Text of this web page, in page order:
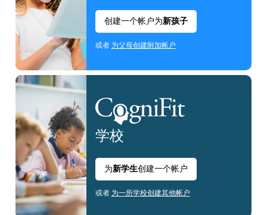
创建一个帐户为新孩子
或者 为父母创建附加帐户
学校
为新学生创建一个帐户
或者 为一所学校创建其他帐户